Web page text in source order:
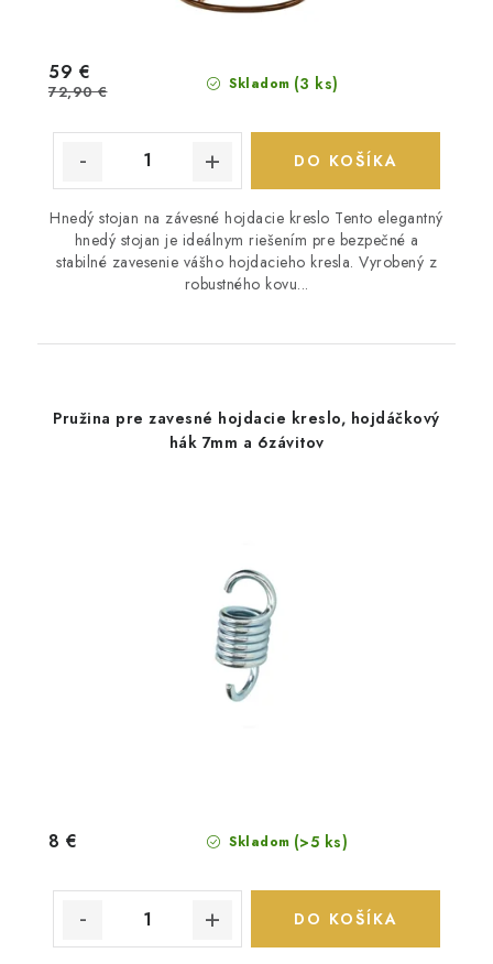
Skladom (3 ks)
59 €
72,90 €
DO KOŠÍKA
Hnedý stojan na závesné hojdacie kreslo Tento elegantný
hnedý stojan je ideálnym riešením pre bezpečné a
stabilné zavesenie vášho hojdacieho kresla. Vyrobený z
robustného kovu...
Pružina pre zavesné hojdacie kreslo, hojdáčkový
hák 7mm a 6závitov
Skladom (>5 ks)
8 €
DO KOŠÍKA